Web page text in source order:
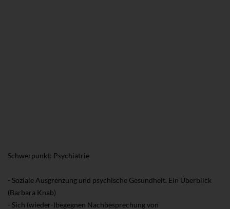
Schwerpunkt: Psychiatrie
- Soziale Ausgrenzung und psychische Gesundheit. Ein Überblick
(Barbara Knab)
- Sich (wieder-)begegnen Nachbesprechung von